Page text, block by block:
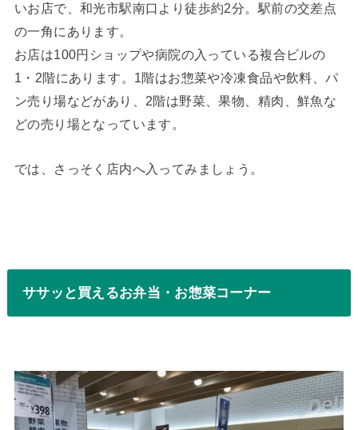
いお店で、和光市駅南口より徒歩約2分。駅前の交差点
の一角にあります。
お店は100円ショップや病院の入っている複合ビルの
1・2階にあります。1階はお惣菜や冷凍食品や飲料、パ
ン売り場などがあり、2階は野菜、果物、精肉、鮮魚な
どの売り場となっています。
では、さっそく店内へ入ってみましょう。
ササッと買えるお弁当・お惣菜コーナー